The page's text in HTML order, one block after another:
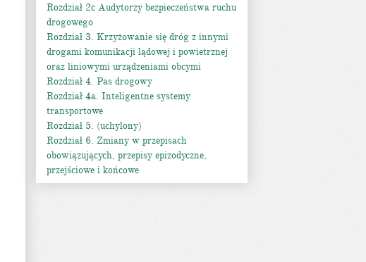
Rozdział 2c Audytorzy bezpieczeństwa ruchu
drogowego
Rozdział 3. Krzyżowanie się dróg z innymi
drogami komunikacji lądowej i powietrznej
oraz liniowymi urządzeniami obcymi
Rozdział 4. Pas drogowy
Rozdział 4a. Inteligentne systemy
transportowe
Rozdział 5. (uchylony)
Rozdział 6. Zmiany w przepisach
obowiązujących, przepisy epizodyczne,
przejściowe i końcowe